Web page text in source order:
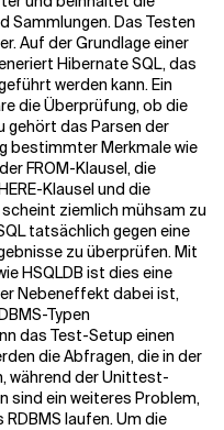
Sammlungen. Das Testen
Auf der Grundlage einer
Hibernate SQL, das
werden kann. Ein
die Überprüfung, ob die
gehört das Parsen der
bestimmter Merkmale wie
FROM-Klausel, die
Klausel und die
scheint ziemlich mühsam zu
tatsächlich gegen eine
zu überprüfen. Mit
HSQLDB ist dies eine
Nebeneffekt dabei ist,
Typen
das Test-Setup einen
die Abfragen, die in der
während der Unittest-
sind ein weiteres Problem,
laufen. Um die